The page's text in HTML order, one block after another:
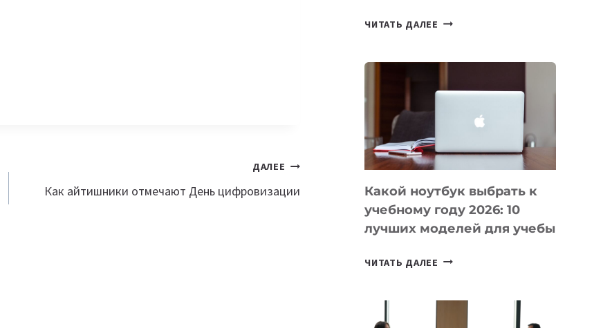
ДАЛЕЕ
Как айтишники отмечают День цифровизации
ЧИТАТЬ ДАЛЕЕ 7
КОТОРЫЕ
СОЗДАВАТЬ
БЕЗ
КОДА
Какой ноутбук выбрать к
учебному году 2026: 10
лучших моделей для учебы
ЧИТАТЬ ДАЛЕЕ КАКОЙ